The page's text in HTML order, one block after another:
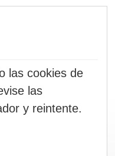
las cookies de
las
y reintente.